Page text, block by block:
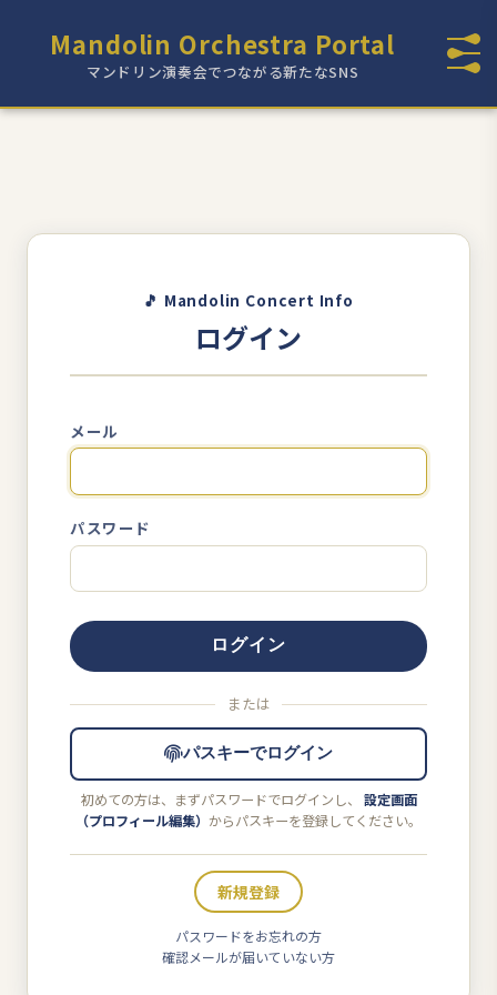
Mandolin Orchestra Portal
マンドリン演奏会でつながる新たなSNS
🎵 Mandolin Concert Info
ログイン
メール
パスワード
または
パスキーでログイン
初めての方は、まずパスワードでログインし、 設定画面
（プロフィール編集） からパスキーを登録してください。
新規登録
パスワードをお忘れの方
確認メールが届いていない方